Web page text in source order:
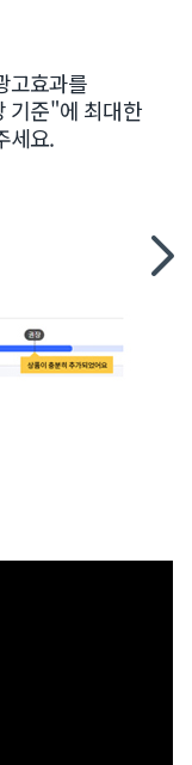
고효과를
기준"에 최대한
세요.